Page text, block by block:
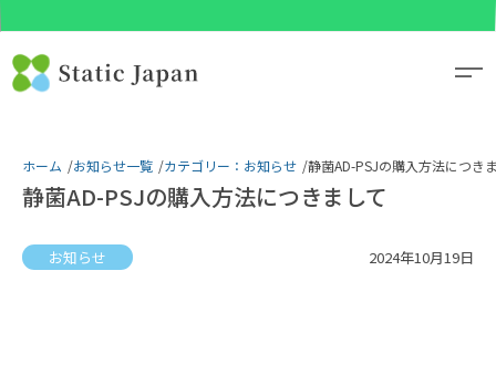
ホーム お知らせ一覧 カテゴリー：お知らせ 静菌AD-PSJの購入方法につき
静菌AD-PSJの購入方法につきまして
お知らせ 2024年10月19日